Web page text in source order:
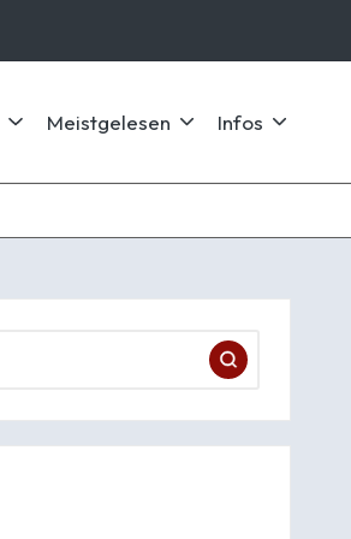
Meistgelesen Infos